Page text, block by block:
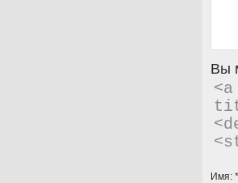
Вы
Имя: *